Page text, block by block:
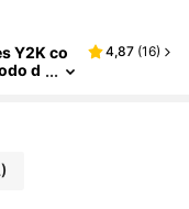
Y2K co
d
4,87 (16)